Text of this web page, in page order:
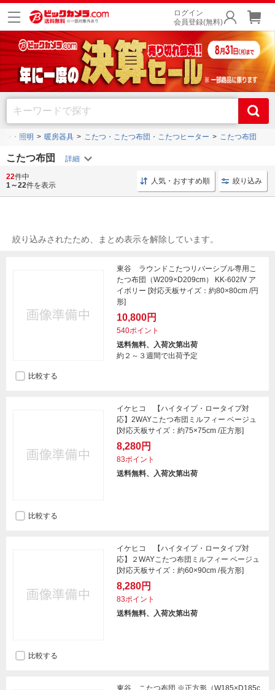
ログイン
会員登録(無料)
ン・照明 暖房器具 こたつ・こたつ布団・こたつヒーター こたつ布団
こたつ布団
天板 インテリア 冬物寝具 長方形 こたつ布団 イン
22件中
1～22件を表示 人気・おすすめ順 絞り込み
絞り込みされたため、まとめ表示を解除しています。
東谷 ラウンドこたつリバーシブル専用こ
たつ布団（W209×D209cm） KK-602IV ア
イボリー [対応天板サイズ：約80×80cm /円
形]
10,800円
540ポイント
送料無料、入荷次第出荷
約２～３週間で出荷予定
比較する
イケヒコ 【ハイタイプ・ロータイプ対
応】2WAYこたつ布団ミルフィー ベージュ
[対応天板サイズ：約75×75cm /正方形]
8,280円
83ポイント
送料無料、入荷次第出荷
比較する
イケヒコ 【ハイタイプ・ロータイプ対
応】２WAYこたつ布団ミルフィー ベージュ
[対応天板サイズ：約60×90cm /長方形]
8,280円
83ポイント
送料無料、入荷次第出荷
比較する
東谷 こたつ布団 ※正方形（W185×D185c